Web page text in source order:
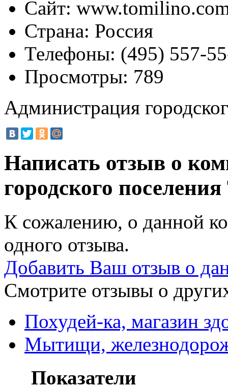
Сайт:
Страна: Россия
Телефоны: (495) 557-
Просмотры: 789
Администрация
Написать отзыв о
городского
К сожалению, о данной
одного отзыва.
Добавить Ваш отзыв о
Смотрите отзывы о
Похудей-ка, магазин
Мытищи,
Показатели